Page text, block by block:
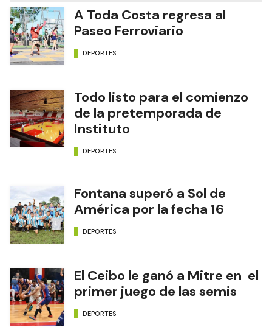
A Toda Costa regresa al
Paseo Ferroviario
DEPORTES
Todo listo para el comienzo
de la pretemporada de
Instituto
DEPORTES
Fontana superó a Sol de
América por la fecha 16
DEPORTES
El Ceibo le ganó a Mitre en el
primer juego de las semis
DEPORTES